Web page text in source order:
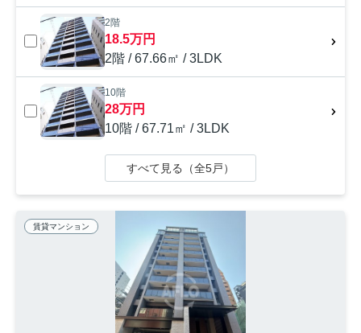
2階
18.5万円
2階 / 67.66㎡ / 3LDK
10階
28万円
10階 / 67.71㎡ / 3LDK
すべて見る（全5戸）
賃貸マンション